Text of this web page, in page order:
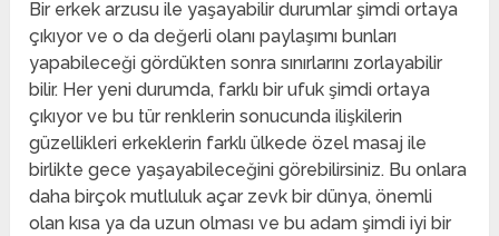
Bir erkek arzusu ile yaşayabilir durumlar şimdi ortaya
çıkıyor ve o da değerli olanı paylaşımı bunları
yapabileceği gördükten sonra sınırlarını zorlayabilir
bilir. Her yeni durumda, farklı bir ufuk şimdi ortaya
çıkıyor ve bu tür renklerin sonucunda ilişkilerin
güzellikleri erkeklerin farklı ülkede özel masaj ile
birlikte gece yaşayabileceğini görebilirsiniz. Bu onlara
daha birçok mutluluk açar zevk bir dünya, önemli
olan kısa ya da uzun olması ve bu adam şimdi iyi bir